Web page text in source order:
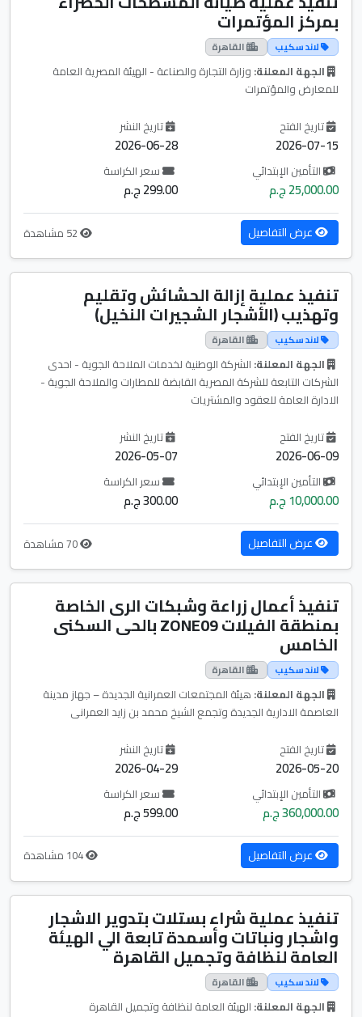
بمركز المؤتمرات
لاند سكيب القاهرة
الجهة المعلنة: وزارة التجارة والصناعة - الهيئة المصرية العامة
للمعارض والمؤتمرات
تاريخ الفتح
2026-07-15
تاريخ النشر
2026-06-28
التأمين الإبتدائي
25,000.00 ج.م
سعر الكراسة
299.00 ج.م
عرض التفاصيل
تنفيذ عملية إزالة الحشائش وتقليم
وتهذيب (الأشجار الشجيرات النخيل)
لاند سكيب القاهرة
الجهة المعلنة: الشركة الوطنية لخدمات الملاحة الجوية - احدى
الشركات التابعة للشركة المصرية القابضة للمطارات والملاحة الجوية -
الادارة العامة للعقود والمشتريات
تاريخ الفتح
2026-06-09
تاريخ النشر
2026-05-07
التأمين الإبتدائي
10,000.00 ج.م
سعر الكراسة
300.00 ج.م
عرض التفاصيل
تنفيذ أعمال زراعة وشبكات الرى الخاصة
بمنطقة الفيلات ZONE09 بالحى السكنى
الخامس
لاند سكيب القاهرة
الجهة المعلنة: هيئة المجتمعات العمرانية الجديدة – جهاز مدينة
العاصمة الادارية الجديدة وتجمع الشيخ محمد بن زايد العمرانى
تاريخ الفتح
2026-05-20
تاريخ النشر
2026-04-29
التأمين الإبتدائي
360,000.00 ج.م
سعر الكراسة
599.00 ج.م
عرض التفاصيل
تنفيذ عملية شراء بستلات بتدوير الاشجار
واشجار ونباتات وأسمدة تابعة الي الهيئة
العامة لنظافة وتجميل القاهرة
لاند سكيب القاهرة
الجهة المعلنة: الهيئة العامة لنظافة وتجميل القاهرة